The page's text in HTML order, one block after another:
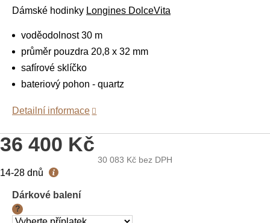
36 400 Kč
30 083 Kč bez DPH
Měrná
14-28 dnů
Dárkové balení
?
Dámské hodinky Longines DolceVita
voděodolnost 30 m
průměr pouzdra 20,8 x 32 mm
safírové sklíčko
bateriový pohon - quartz
Detailní informace